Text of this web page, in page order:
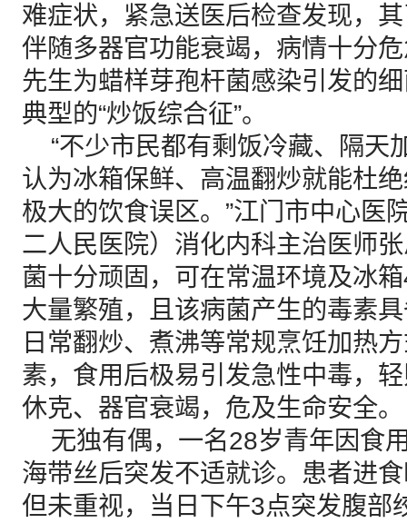
难症状，紧急送医后检查发现，
伴随多器官功能衰竭，病情十分
先生为蜡样芽孢杆菌感染引发的
典型的“炒饭综合征”。
“不少市民都有剩饭冷藏、隔天
认为冰箱保鲜、高温翻炒就能杜
极大的饮食误区。”江门市中心医
二人民医院）消化内科主治医师
菌十分顽固，可在常温环境及冰
大量繁殖，且该病菌产生的毒素
日常翻炒、煮沸等常规烹饪加热
素，食用后极易引发急性中毒，
休克、器官衰竭，危及生命安全。
无独有偶，一名28岁青年因食
海带丝后突发不适就诊。患者进
但未重视，当日下午3点突发腹部